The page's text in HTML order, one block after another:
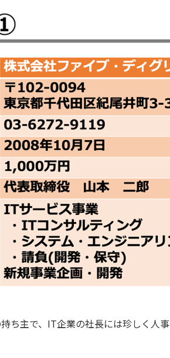
ち主で、IT企業の社長には珍しく人